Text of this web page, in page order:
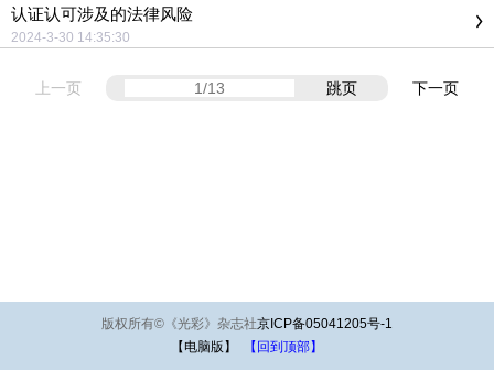
认证认可涉及的法律风险
2024-3-30 14:35:30
上一页 跳页 下一页
版权所有© 《光彩》杂志社京ICP备05041205号-1
【电脑版】
【回到顶部】